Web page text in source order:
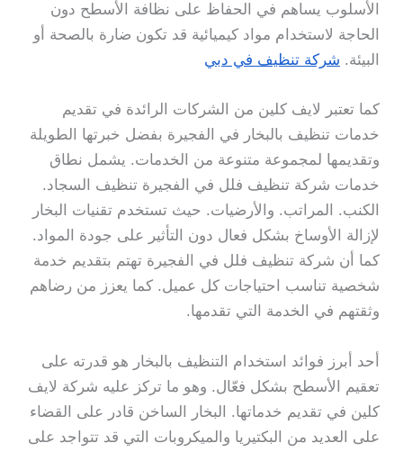
الأسلوب يساهم في الحفاظ على نظافة الأسطح دون
الحاجة لاستخدام مواد كيميائية قد تكون ضارة بالصحة أو
البيئة. شركة تنظيف في دبي
كما تعتبر لايف كلين من الشركات الرائدة في تقديم
خدمات تنظيف بالبخار في الفجيرة بفضل خبرتها الطويلة
وتقديمها لمجموعة متنوعة من الخدمات. يشمل نطاق
خدمات شركة تنظيف فلل في الفجيرة تنظيف السجاد.
الكنب. المراتب. والأرضيات. حيث تستخدم تقنيات البخار
لإزالة الأوساخ بشكل فعال دون التأثير على جودة المواد.
كما أن شركة تنظيف فلل في الفجيرة تهتم بتقديم خدمة
شخصية تناسب احتياجات كل عميل. كما يعزز من رضاهم
وثقتهم في الخدمة التي تقدمها.
أحد أبرز فوائد استخدام التنظيف بالبخار هو قدرته على
تعقيم الأسطح بشكل فعّال. وهو ما تركز عليه شركة لايف
كلين في تقديم خدماتها. البخار الساخن قادر على القضاء
على العديد من البكتيريا والميكروبات التي قد تتواجد على